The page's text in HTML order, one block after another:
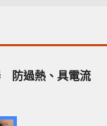
防過熱、具電流